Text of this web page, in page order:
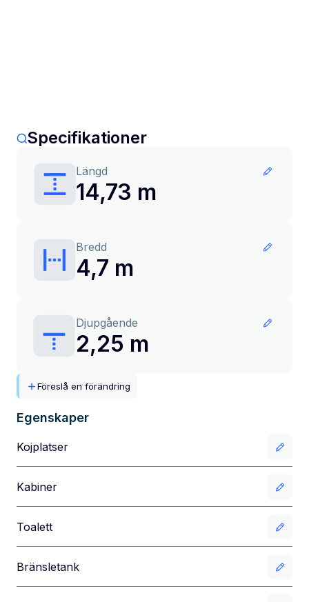
Specifikationer
Längd
14,73 m
Bredd
4,7 m
Djupgående
2,25 m
Föreslå en förändring
Egenskaper
Kojplatser
Kabiner
Toalett
Bränsletank